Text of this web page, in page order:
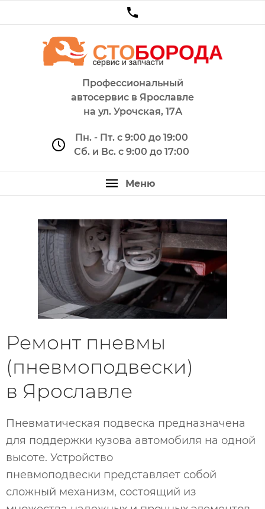
Профессиональный
автосервис в Ярославле
на ул. Урочская, 17А
Пн. - Пт. с 9:00 до 19:00
Сб. и Вс. с 9:00 до 17:00
Ремонт пневмы
(пневмоподвески)
в Ярославле
Пневматическая подвеска предназначена
для поддержки кузова автомобиля на одной
высоте. Устройство
пневмоподвески представляет собой
сложный механизм, состоящий из